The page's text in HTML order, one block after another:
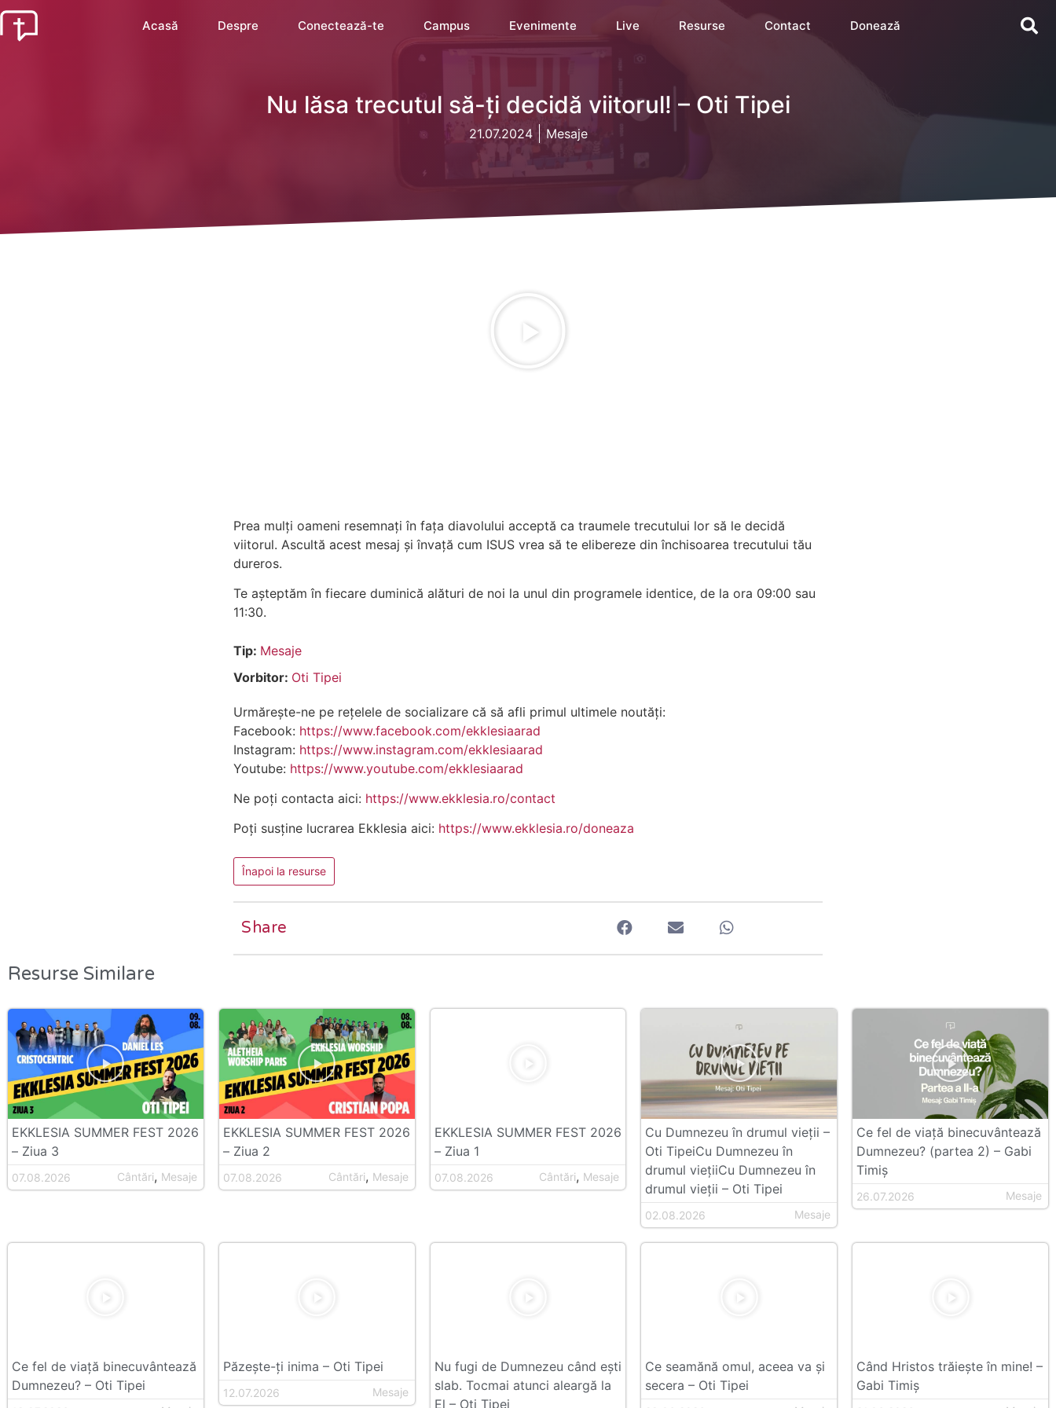
Acasă Despre Conectează-te Campus Evenimente Live Resurse Contact Donează
Nu lăsa trecutul să-ți decidă viitorul! – Oti Tipei
21.07.2024 Mesaje
Prea mulți oameni resemnați în fața diavolului acceptă ca traumele trecutului lor să le decidă
viitorul. Ascultă acest mesaj și învață cum ISUS vrea să te elibereze din închisoarea trecutului tău
dureros.
Te așteptăm în fiecare duminică alături de noi la unul din programele identice, de la ora 09:00 sau
11:30.
Tip: Mesaje
Vorbitor: Oti Tipei
Urmărește-ne pe rețelele de socializare că să afli primul ultimele noutăți:
Facebook: https://www.facebook.com/ekklesiaarad
Instagram: https://www.instagram.com/ekklesiaarad
Youtube: https://www.youtube.com/ekklesiaarad
Ne poți contacta aici: https://www.ekklesia.ro/contact
Poți susține lucrarea Ekklesia aici: https://www.ekklesia.ro/doneaza
Înapoi la resurse
Share
Resurse Similare
EKKLESIA SUMMER FEST 2026
– Ziua 3
07.08.2026 Cântări, Mesaje
EKKLESIA SUMMER FEST 2026
– Ziua 2
07.08.2026 Cântări, Mesaje
EKKLESIA SUMMER FEST 2026
– Ziua 1
07.08.2026 Cântări, Mesaje
Cu Dumnezeu în drumul vieții –
Oti TipeiCu Dumnezeu în
drumul viețiiCu Dumnezeu în
drumul vieții – Oti Tipei
02.08.2026 Mesaje
Ce fel de viață binecuvântează
Dumnezeu? (partea 2) – Gabi
Timiș
26.07.2026 Mesaje
Ce fel de viață binecuvântează
Dumnezeu? – Oti Tipei
Păzește-ți inima – Oti Tipei
12.07.2026 Mesaje
Nu fugi de Dumnezeu când ești
slab. Tocmai atunci aleargă la
El – Oti Tipei
Ce seamănă omul, aceea va și
secera – Oti Tipei
Când Hristos trăiește în mine! –
Gabi Timiș